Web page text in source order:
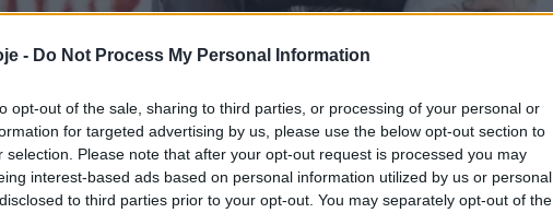
- Do Not Process My Personal Information
opt-out of the sale, sharing to third parties, or processing of your personal or
for targeted advertising by us, please use the below opt-out section to
selection. Please note that after your opt-out request is processed you may
interest-based ads based on personal information utilized by us or personal
to third parties prior to your opt-out. You may separately opt-out of the